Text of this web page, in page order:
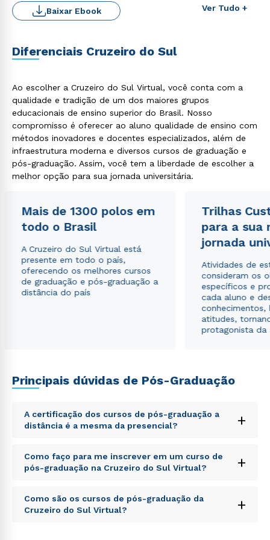
Ver Tudo +
Baixar Ebook
Diferenciais Cruzeiro do Sul
Ao escolher a Cruzeiro do Sul Virtual, você conta com a
qualidade e tradição de um dos maiores grupos
educacionais de ensino superior do Brasil. Nosso
compromisso é oferecer ao aluno qualidade de ensino com
métodos inovadores e docentes especializados, além de
infraestrutura moderna e diversos cursos de graduação e
pós-graduação. Assim, você tem a liberdade de escolher a
melhor opção para sua jornada universitária.
Mais de 1300 polos em
todo o Brasil
A Cruzeiro do Sul Virtual está
presente em todo o país,
oferecendo os melhores cursos
de graduação e pós-graduação a
distância do país
Trilhas
para a sua
jornada
Atividades de
consideram os
específicos e
cada aluno e
conhecimentos,
atitudes,
protagonista da
Principais dúvidas de Pós-Graduação
A certificação dos cursos de pós-graduação a
distância é a mesma da presencial?
+
Sed ut perspiciatis unde omnis iste natus error sit
voluptatem accusantium doloremque laudantium,
totam rem aperiam, eaque ipsa quae ab illo inventore
explicabo. Nemo enim ipsam voluptatem quia
voluptas sit aspernatur aut odit aut fugit, sed quia
Como faço para me inscrever em um curso de
pós-graduação na Cruzeiro do Sul Virtual?
+
Sed ut perspiciatis unde omnis iste natus error sit
voluptatem accusantium doloremque laudantium,
Como são os cursos de pós-graduação da
Cruzeiro do Sul Virtual?
+
Rápido e fácil
WhatsApp
ou
Estou de acordo com a Política de Privacidade.e
autorizo que meus dados sejam utilizados para o
envio de conteúdos da Cruzeiro do Sul.